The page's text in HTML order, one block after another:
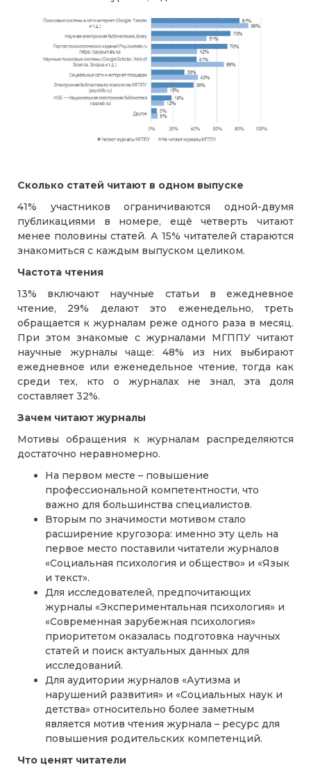
Сколько статей читают в одном выпуске
41% участников ограничиваются одной-двумя
публикациями в номере, ещё четверть читают
менее половины статей. А 15% читателей стараются
знакомиться с каждым выпуском целиком.
Частота чтения
13% включают научные статьи в ежедневное
чтение, 29% делают это еженедельно, треть
обращается к журналам реже одного раза в месяц.
При этом знакомые с журналами МГППУ читают
научные журналы чаще: 48% из них выбирают
ежедневное или еженедельное чтение, тогда как
среди тех, кто о журналах не знал, эта доля
составляет 32%.
Зачем читают журналы
Мотивы обращения к журналам распределяются
достаточно неравномерно.
На первом месте – повышение
профессиональной компетентности, что
важно для большинства специалистов.
Вторым по значимости мотивом стало
расширение кругозора: именно эту цель на
первое место поставили читатели журналов
«Социальная психология и общество» и «Язык
и текст».
Для исследователей, предпочитающих
журналы «Экспериментальная психология» и
«Современная зарубежная психология»
приоритетом оказалась подготовка научных
статей и поиск актуальных данных для
исследований.
Для аудитории журналов «Аутизма и
нарушений развития» и «Социальных наук и
детства» относительно более заметным
является мотив чтения журнала – ресурс для
повышения родительских компетенций.
Что ценят читатели